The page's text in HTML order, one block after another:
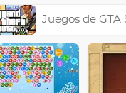
Juegos de GTA